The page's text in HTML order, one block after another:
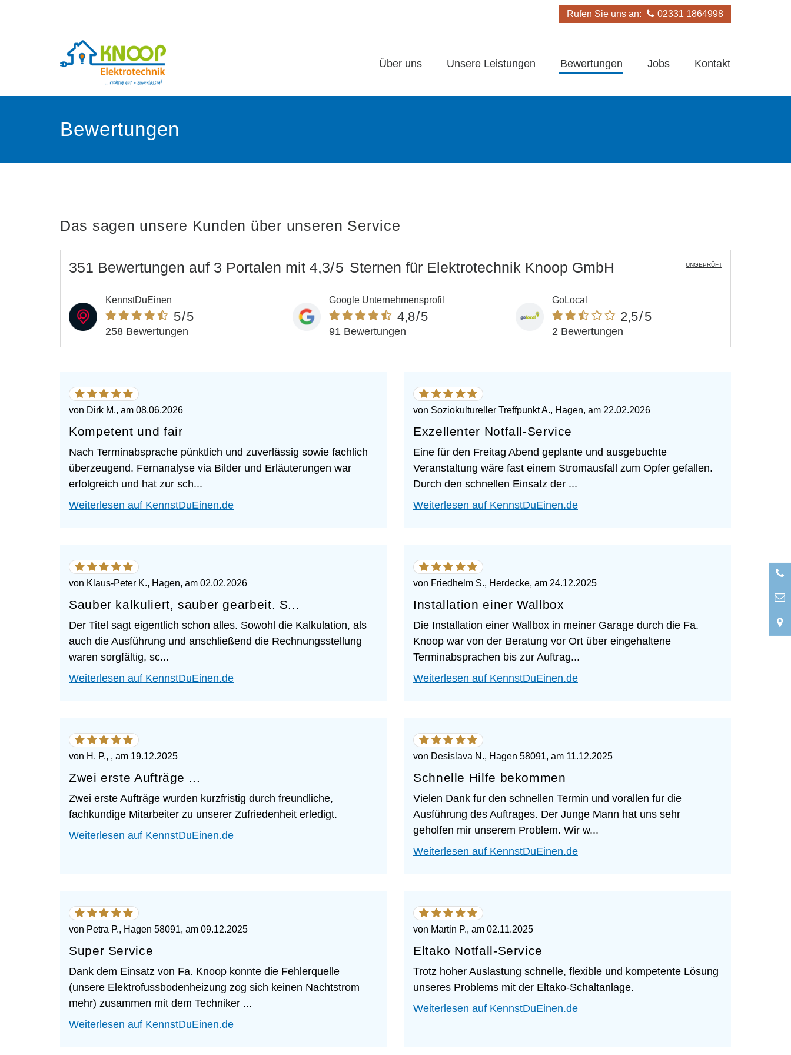
Rufen Sie uns an: 02331 1864998
GmbH
Über uns Unsere Leistungen Bewertungen Jobs Kontakt
Bewertungen
Das sagen unsere Kunden über unseren Service
UNGEPRÜFT
351 Bewertungen auf 3 Portalen mit 4,3/5 Sternen für Elektrotechnik Knoop GmbH
KennstDuEinen
5/5
258 Bewertungen
Google Unternehmensprofil
4,8/5
91 Bewertungen
GoLocal
2,5/5
2 Bewertungen
5von
5
Sternen
von Dirk M., am 08.06.2026
Kompetent und fair
Nach Terminabsprache pünktlich und zuverlässig sowie fachlich
überzeugend. Fernanalyse via Bilder und Erläuterungen war
erfolgreich und hat zur sch...
Weiterlesen auf KennstDuEinen.de
5von
5
Sternen
von Soziokultureller Treffpunkt A., Hagen, am 22.02.2026
Exzellenter Notfall-Service
Eine für den Freitag Abend geplante und ausgebuchte
Veranstaltung wäre fast einem Stromausfall zum Opfer gefallen.
Durch den schnellen Einsatz der ...
Weiterlesen auf KennstDuEinen.de
5von
5
Sternen
von Klaus-Peter K., Hagen, am 02.02.2026
Sauber kalkuliert, sauber gearbeit. S...
Der Titel sagt eigentlich schon alles. Sowohl die Kalkulation, als
auch die Ausführung und anschließend die Rechnungsstellung
waren sorgfältig, sc...
Weiterlesen auf KennstDuEinen.de
5von
5
Sternen
von Friedhelm S., Herdecke, am 24.12.2025
Installation einer Wallbox
Die Installation einer Wallbox in meiner Garage durch die Fa.
Knoop war von der Beratung vor Ort über eingehaltene
Terminabsprachen bis zur Auftrag...
Weiterlesen auf KennstDuEinen.de
5von
5
Sternen
von H. P., , am 19.12.2025
Zwei erste Aufträge ...
Zwei erste Aufträge wurden kurzfristig durch freundliche,
fachkundige Mitarbeiter zu unserer Zufriedenheit erledigt.
Weiterlesen auf KennstDuEinen.de
5von
5
Sternen
von Desislava N., Hagen 58091, am 11.12.2025
Schnelle Hilfe bekommen
Vielen Dank fur den schnellen Termin und vorallen fur die
Ausführung des Auftrages. Der Junge Mann hat uns sehr
geholfen mir unserem Problem. Wir w...
Weiterlesen auf KennstDuEinen.de
5von
Sternen
von Petra P., Hagen 58091, am 09.12.2025
Super Service
Dank dem Einsatz von Fa. Knoop konnte die Fehlerquelle
(unsere Elektrofussbodenheizung zog sich keinen Nachtstrom
mehr) zusammen mit dem Techniker ...
Weiterlesen auf KennstDuEinen.de
5von
Sternen
von Martin P., am 02.11.2025
Eltako Notfall-Service
Trotz hoher Auslastung schnelle, flexible und kompetente Lösung
unseres Problems mit der Eltako-Schaltanlage.
Weiterlesen auf KennstDuEinen.de